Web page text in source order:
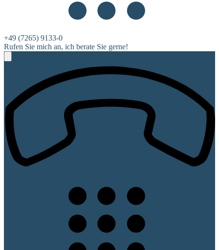
+49 (7265) 9133-0
Rufen Sie mich an, ich berate Sie gerne!